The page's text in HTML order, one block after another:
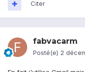
Citer
fabvacarm
Posté(e) 2